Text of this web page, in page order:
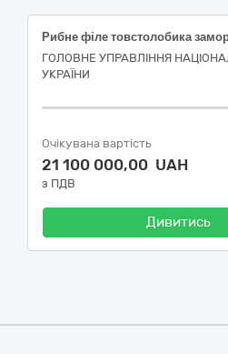
Рибне філе товстолобика
ГОЛОВНЕ УПРАВЛІННЯ
УКРАЇНИ
Очікувана вартість
21 100 000,00 UAH
з ПДВ
Дивитись